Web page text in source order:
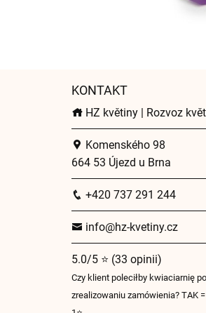
KONTAKT
HZ květiny | Rozvoz
Komenského 98
664 53 Újezd u Brna
+420 737 291 244
info@hz-kvetiny.cz
5.0/5 ⭐ (33 opinii)
Czy klient poleciłby kwiaciarnię po
zrealizowaniu zamówienia? TAK =